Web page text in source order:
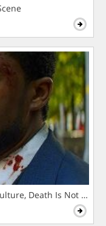
Death Is Not The